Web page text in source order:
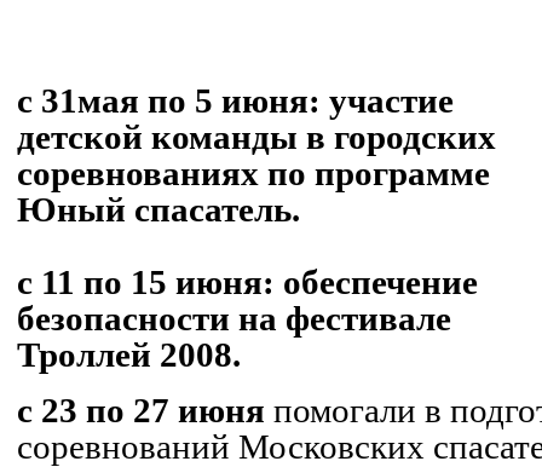
с 31мая по 5 июня: участие
детской команды в городских
соревнованиях по программе
Юный спасатель.
с 11 по 15 июня: обеспечение
безопасности на фестивале
Троллей 2008.
с 23 по 27 июня помогали в
соревнований Московских